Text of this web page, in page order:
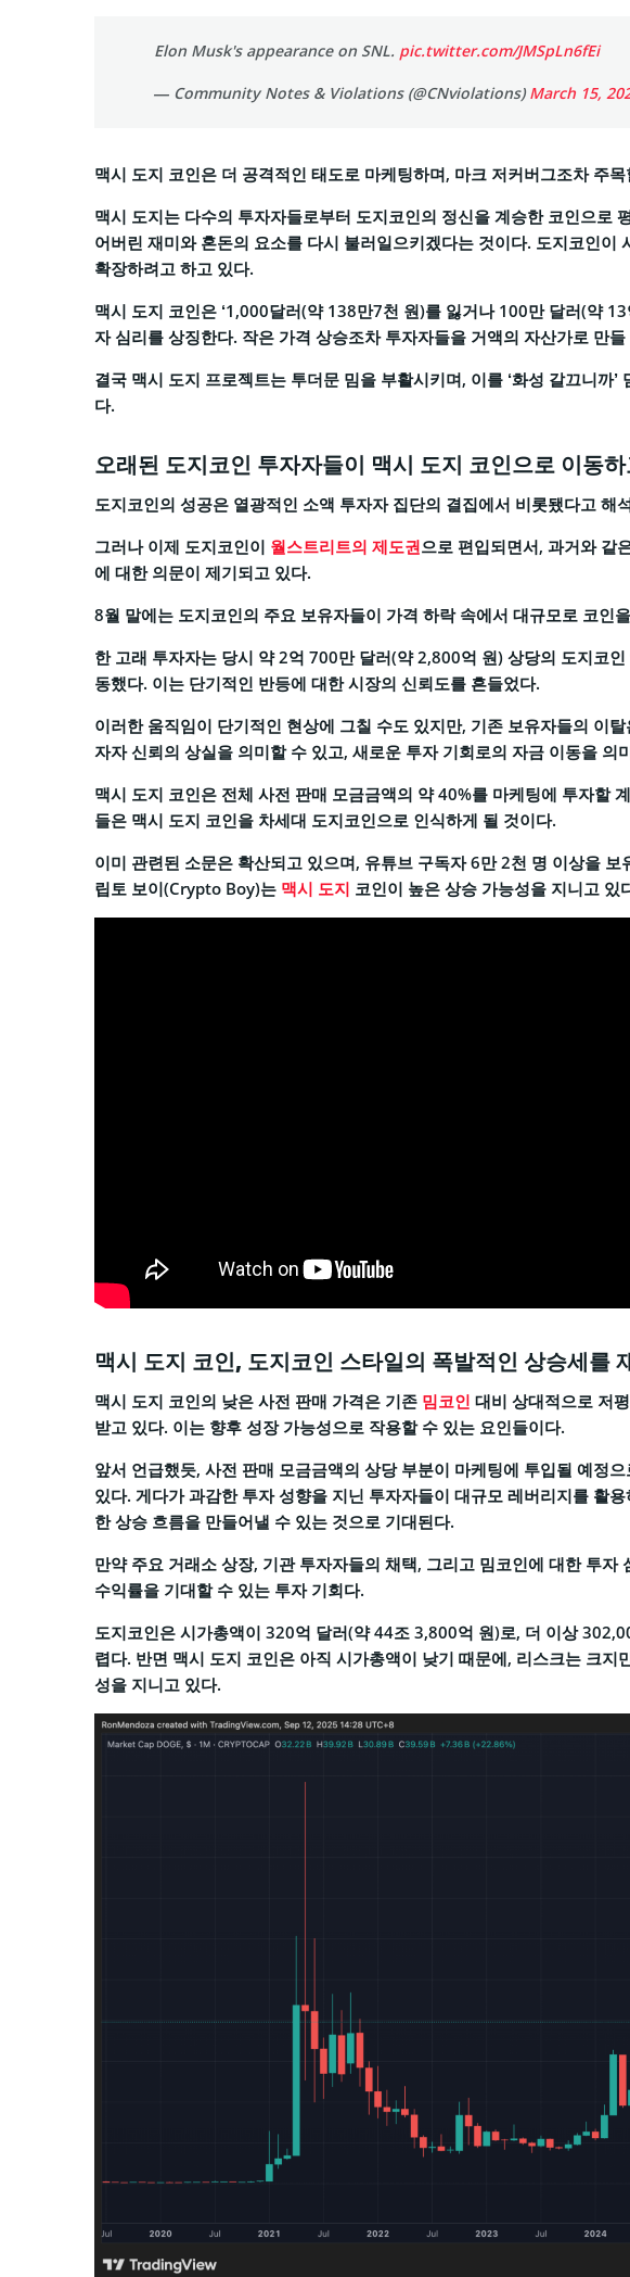
Elon Musk's appearance on SNL. pic.twitter.com/JMSpLn6fEi
— Community Notes & Violations (@CNviolations)March 15,
맥시 도지 코인은 더 공격적인 태도로 마케팅하며, 마크 저커버그조차 주
맥시 도지는 다수의 투자자들로부터 도지코인의 정신을 계승한 코인으로
어버린 재미와 혼돈의 요소를 다시 불러일으키겠다는 것이다. 도지코인이
확장하려고 하고 있다.
맥시 도지 코인은 ‘1,000달러(약 138만7천 원)를 잃거나 100만 달러(약
자 심리를 상징한다. 작은 가격 상승조차 투자자들을 거액의 자산가로 만
결국 맥시 도지 프로젝트는 투더문 밈을 부활시키며, 이를 ‘화성 갈끄니까
다.
오래된 도지코인 투자자들이 맥시 도지 코인으로 이동
도지코인의 성공은 열광적인 소액 투자자 집단의 결집에서 비롯됐다고 해
그러나 이제 도지코인이 월스트리트의 제도권으로 편입되면서, 과거와 같
에 대한 의문이 제기되고 있다.
8월 말에는 도지코인의 주요 보유자들이 가격 하락 속에서 대규모로 코인
한 고래 투자자는 당시 약 2억 700만 달러(약 2,800억 원) 상당의 도지코
동했다. 이는 단기적인 반등에 대한 시장의 신뢰도를 흔들었다.
이러한 움직임이 단기적인 현상에 그칠 수도 있지만, 기존 보유자들의 이
자자 신뢰의 상실을 의미할 수 있고, 새로운 투자 기회로의 자금 이동을 의
맥시 도지 코인은 전체 사전 판매 모금금액의 약 40%를 마케팅에 투자할
들은 맥시 도지 코인을 차세대 도지코인으로 인식하게 될 것이다.
이미 관련된 소문은 확산되고 있으며, 유튜브 구독자 6만 2천 명 이상을
립토 보이(Crypto Boy)는 맥시 도지 코인이 높은 상승 가능성을 지니고 있
맥시 도지 코인, 도지코인 스타일의 폭발적인 상승세를
맥시 도지 코인의 낮은 사전 판매 가격은 기존 밈코인 대비 상대적으로 저
받고 있다. 이는 향후 성장 가능성으로 작용할 수 있는 요인들이다.
앞서 언급했듯, 사전 판매 모금금액의 상당 부분이 마케팅에 투입될 예정
있다. 게다가 과감한 투자 성향을 지닌 투자자들이 대규모 레버리지를 활
한 상승 흐름을 만들어낼 수 있는 것으로 기대된다.
만약 주요 거래소 상장, 기관 투자자들의 채택, 그리고 밈코인에 대한 투자
수익률을 기대할 수 있는 투자 기회다.
도지코인은 시가총액이 320억 달러(약 44조 3,800억 원)로, 더 이상
렵다. 반면 맥시 도지 코인은 아직 시가총액이 낮기 때문에, 리스크는 크지
성을 지니고 있다.